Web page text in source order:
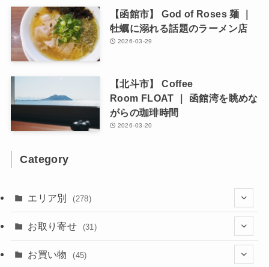
【函館市】 God of Roses 麺 ｜
牡蠣に溺れる話題のラーメン店
2026-03-29
【北斗市】 Coffee
Room FLOAT ｜ 函館湾を眺めな
がらの珈琲時間
2026-03-20
Category
エリア別 (278)
(102)
(2)
(137)
お取り寄せ (31)
(4)
お買い物 (45)